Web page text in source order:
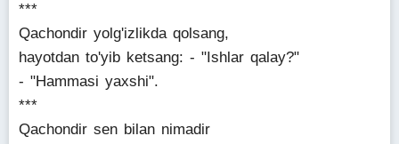
***
Qachondir yolg'izlikda qolsang,
hayotdan to'yib ketsang: - "Ishlar qalay?"
- "Hammasi yaxshi".
***
Qachondir sen bilan nimadir